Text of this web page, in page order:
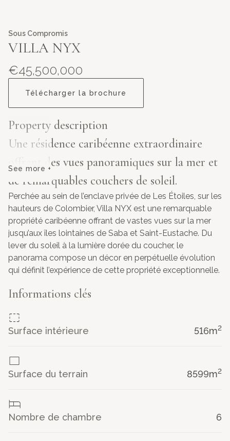
Sous Compromis
VILLA NYX
€45,500,000
Télécharger la brochure
See more +
Property description
Une résidence caribéenne extraordinaire
offrant des vues panoramiques sur la mer et
de remarquables couchers de soleil.
Perchée au sein de l’enclave privée de Les Étoiles, sur les
hauteurs de Colombier, Villa NYX est une remarquable
propriété caribéenne offrant de vastes vues sur la mer
jusqu’aux îles lointaines de Saba et Saint-Eustache. Du
lever du soleil à la lumière dorée du coucher, le
panorama compose un décor en perpétuelle évolution
qui définit l’expérience de cette propriété exceptionnelle.
Implanté sur près de deux acres de jardins tropicaux
luxuriants, le domaine se déploie autour de plusieurs
bâtiments élégants comprenant une villa principale, un
bungalow invités et une maison de gardien discrète.
Intimité, espace et sérénité sont au cœur de la propriété,
Entièrement rénovée en 2024, la villa marie
harmonieusement l’architecture caribéenne traditionnelle
par un mandala sculpté, apportant une touche artistique
et apaisante qui se prolonge dans l’ensemble de la
Informations clés
Surface intérieure 516m2
Surface du terrain 8599m2
Nombre de chambre 6